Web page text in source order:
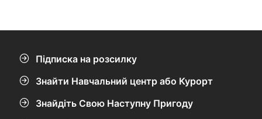
Підписка на розсилку
Знайти Навчальний центр або Курорт
Знайдіть Свою Наступну Пригоду